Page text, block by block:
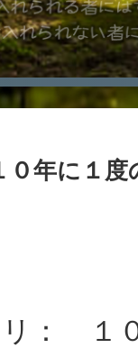
年に１度
： １